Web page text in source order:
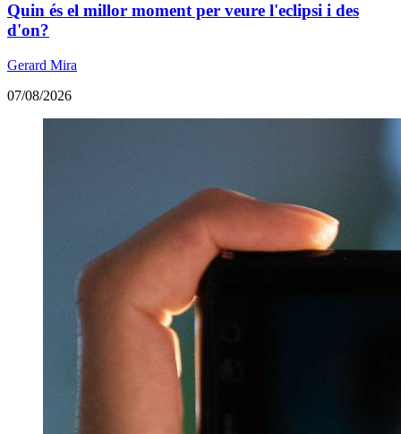
Quin és el millor moment per veure l'eclipsi i des
d'on?
Gerard Mira
07/08/2026